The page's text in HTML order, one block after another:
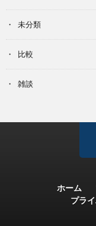
未分類
比較
雑談
ホーム
プラ